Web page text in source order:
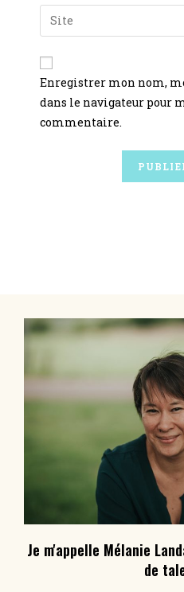
Enregistrer mon nom,
dans le navigateur pour
commentaire.
Je m'appelle Mélanie
de